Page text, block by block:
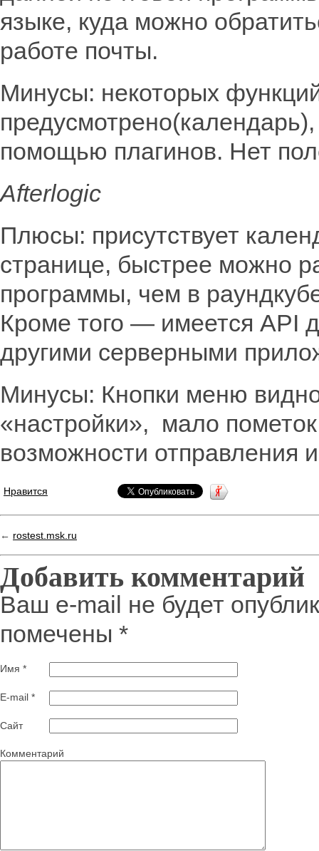
языке, куда можно
работе почты.
Минусы: некоторых
помощью плагинов. Нет
Afterlogic
Плюсы: присутствует
странице, быстрее можно
программы, чем в
Кроме того — имеется API
другими серверными
Минусы: Кнопки меню
«настройки», мало
возможности отправления
Нравится
← rostest.msk.ru
Добавить комментарий
Ваш e-mail не будет
помечены *
Имя *
E-mail *
Сайт
Комментарий